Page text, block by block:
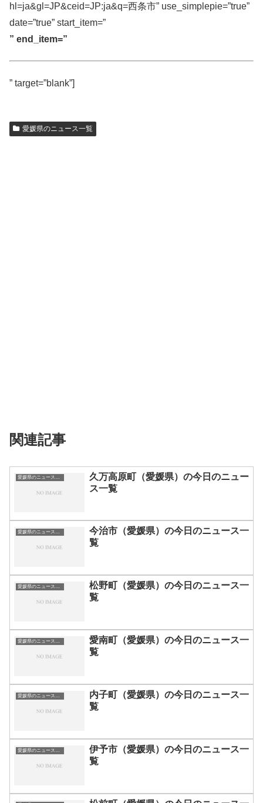
hl=ja&gl=JP&ceid=JP:ja&q=西条市” use_simplepie=”true”
date=”true” start_item=”
” end_item=”
” target=”blank”]
愛媛県のニュース一覧
関連記事
愛媛県のニュース一覧
久万高原町（愛媛県）の今日のニュー
ス一覧
愛媛県のニュース一覧
今治市（愛媛県）の今日のニュース一
覧
愛媛県のニュース一覧
松野町（愛媛県）の今日のニュース一
覧
愛媛県のニュース一覧
愛南町（愛媛県）の今日のニュース一
覧
愛媛県のニュース一覧
内子町（愛媛県）の今日のニュース一
覧
愛媛県のニュース一覧
伊予市（愛媛県）の今日のニュース一
覧